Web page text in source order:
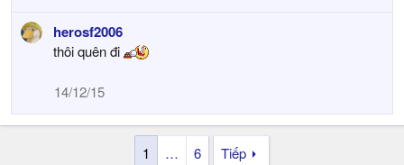
herosf2006
thôi quên đi
14/12/15
1 … 6 Tiếp